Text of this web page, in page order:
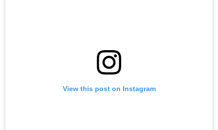
View this post on Instagram